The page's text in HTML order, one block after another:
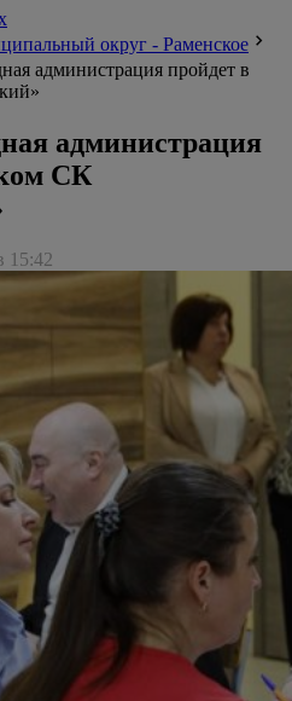
округ - Раменское
администрация пройдет в
администрация
СК
15:42